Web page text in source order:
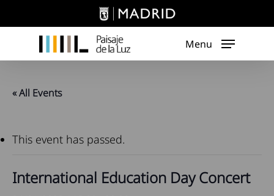
Menu
« All Events
This event has passed.
International Education Day Concert